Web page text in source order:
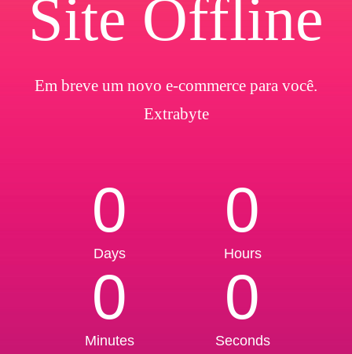
Site Offline
Em breve um novo e-commerce para você.
Extrabyte
0
Days
0
Hours
0
Minutes
0
Seconds